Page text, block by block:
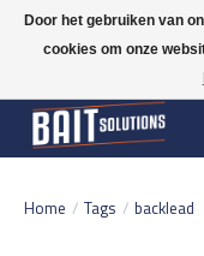
Gratis verzending vanaf 50
verzonden | België vanaf 70
Home / Tags / backlead
Door het gebruiken van
cookies om onze